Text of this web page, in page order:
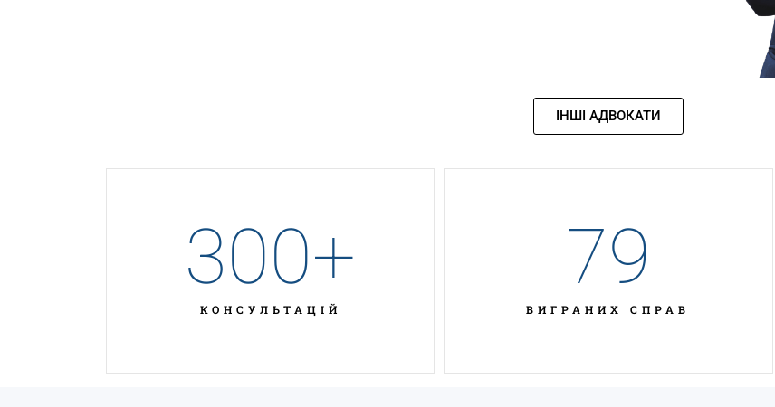
ІНШІ АДВОКАТИ
КОНСУЛЬТАЦІЙ
300+
ВИГРАНИХ СПРАВ
79